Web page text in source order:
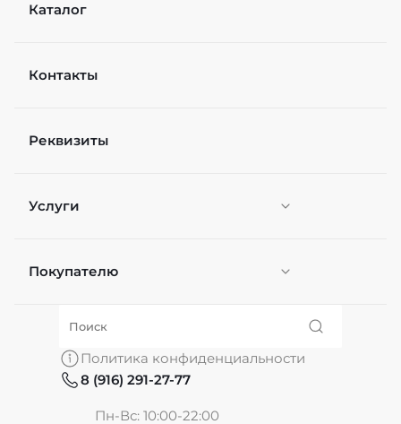
Каталог
Контакты
Реквизиты
Услуги
Персонификация
Покупателю
О нас
Политика конфиденциальности
8 (916) 291-27-77
Пн-Вс: 10:00-22:00